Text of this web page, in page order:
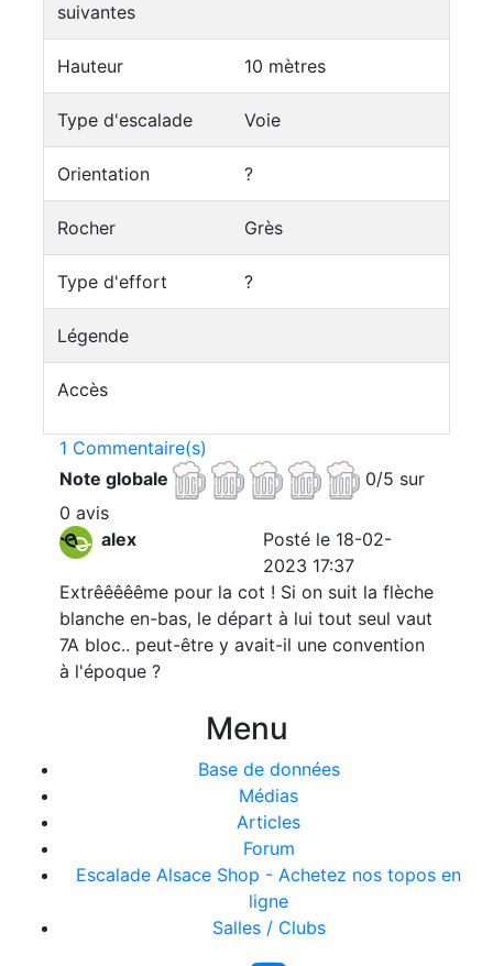
suivantes
Hauteur 10 mètres
Type d'escalade Voie
Orientation ?
Rocher Grès
Type d'effort ?
Légende
Accès
1 Commentaire(s)
Note globale
0/5 sur
0 avis
alex
Posté le 18-02-
2023 17:37
Extrêêêêême pour la cot ! Si on suit la flèche
blanche en-bas, le départ à lui tout seul vaut
7A bloc.. peut-être y avait-il une convention
à l'époque ?
Menu
Base de données
Médias
Articles
Forum
Escalade Alsace Shop - Achetez nos topos en
ligne
Salles / Clubs